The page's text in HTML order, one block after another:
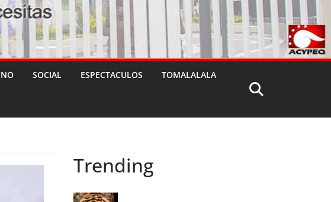
SOCIAL ESPECTACULOS TOMALALALA
Trending